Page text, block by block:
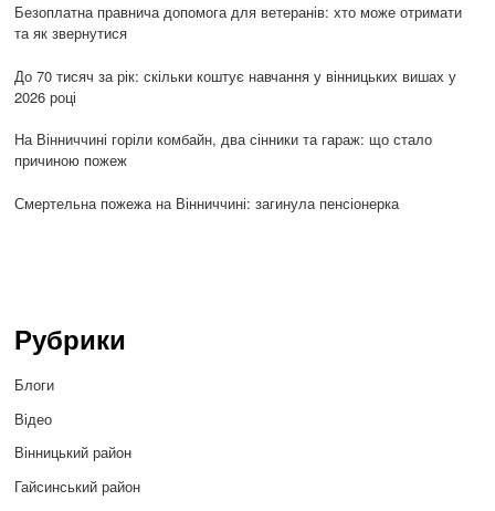
Безоплатна правнича допомога для ветеранів: хто може отримати
та як звернутися
До 70 тисяч за рік: скільки коштує навчання у вінницьких вишах у
2026 році
На Вінниччині горіли комбайн, два сінники та гараж: що стало
причиною пожеж
Смертельна пожежа на Вінниччині: загинула пенсіонерка
Рубрики
Блоги
Відео
Вінницький район
Гайсинський район